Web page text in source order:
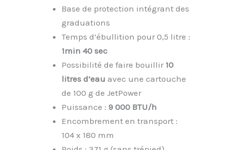
Base de protection intégrant des
graduations
Temps d’ébullition pour 0,5 litre :
1min 40 sec
Possibilité de faire bouillir 10
litres d’eau avec une cartouche
de 100 g de JetPower
Puissance : 9 000 BTU/h
Encombrement en transport :
104 x 180 mm